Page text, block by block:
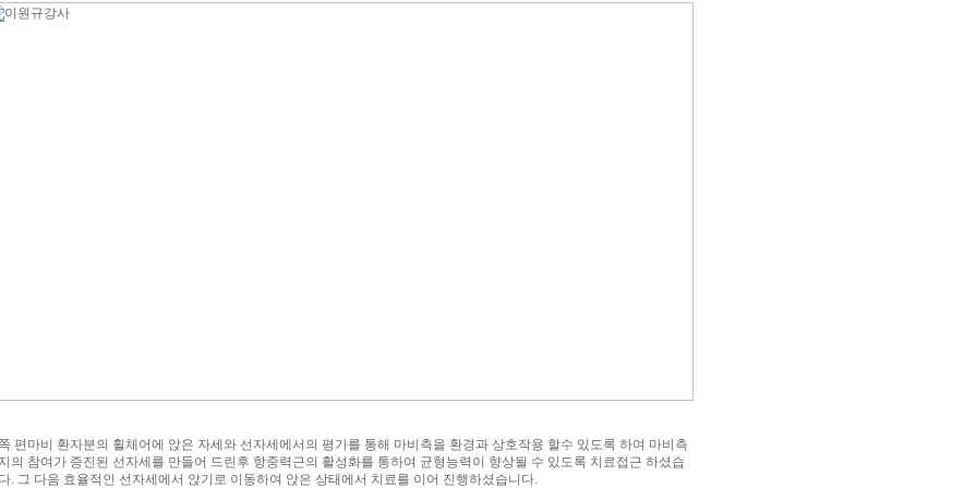
편마비 환자분의 휠체어에 앉은 자세와 선자세에서의 평가를 통해 마비측을 환경과 상호작용 할수 있도록 하여 마비측
의 참여가 증진된 선자세를 만들어 드린후 항중력근의 활성화를 통하여 균형능력이 향상될 수 있도록 치료접근 하셨습
. 그 다음 효율적인 선자세에서 앉기로 이동하여 앉은 상태에서 치료를 이어 진행하셨습니다.